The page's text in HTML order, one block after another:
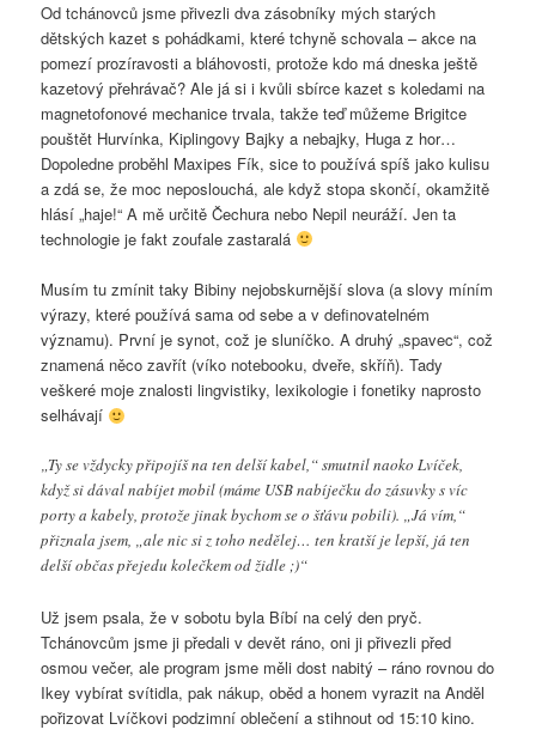
Od tchánovců jsme přivezli dva zásobníky mých starých
dětských kazet s pohádkami, které tchyně schovala – akce na
pomezí prozíravosti a bláhovosti, protože kdo má dneska ještě
kazetový přehrávač? Ale já si i kvůli sbírce kazet s koledami na
magnetofonové mechanice trvala, takže teď můžeme Brigitce
pouštět Hurvínka, Kiplingovy Bajky a nebajky, Huga z hor…
Dopoledne proběhl Maxipes Fík, sice to používá spíš jako kulisu
a zdá se, že moc neposlouchá, ale když stopa skončí, okamžitě
hlásí „haje!“ A mě určitě Čechura nebo Nepil neuráží. Jen ta
technologie je fakt zoufale zastaralá
Musím tu zmínit taky Bibiny nejobskurnější slova (a slovy míním
výrazy, které používá sama od sebe a v definovatelném
významu). První je synot, což je sluníčko. A druhý „spavec“, což
znamená něco zavřít (víko notebooku, dveře, skříň). Tady
veškeré moje znalosti lingvistiky, lexikologie i fonetiky naprosto
selhávají
„Ty se vždycky připojíš na ten delší kabel,“ smutnil naoko Lvíček,
když si dával nabíjet mobil (máme USB nabíječku do zásuvky s víc
porty a kabely, protože jinak bychom se o šťávu pobili). „Já vím,“
přiznala jsem, „ale nic si z toho nedělej… ten kratší je lepší, já ten
delší občas přejedu kolečkem od židle ;)“
Už jsem psala, že v sobotu byla Bíbí na celý den pryč.
Tchánovcům jsme ji předali v devět ráno, oni ji přivezli před
osmou večer, ale program jsme měli dost nabitý – ráno rovnou do
Ikey vybírat svítidla, pak nákup, oběd a honem vyrazit na Anděl
pořizovat Lvíčkovi podzimní oblečení a stihnout od 15:10 kino.